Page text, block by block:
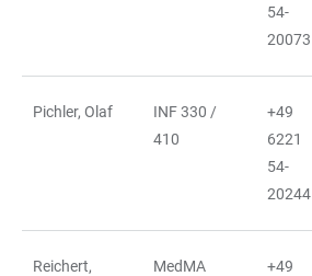
54-
20073
Pichler, Olaf
INF 330 /
410
+49
6221
54-
20244
Reichert,
MedMA
+49